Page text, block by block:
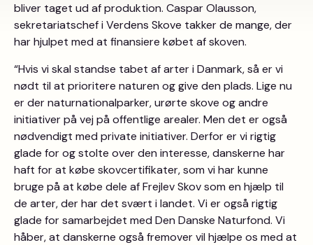
bliver taget ud af produktion. Caspar Olausson,
sekretariatschef i Verdens Skove takker de mange, der
har hjulpet med at finansiere købet af skoven.
“Hvis vi skal standse tabet af arter i Danmark, så er vi
nødt til at prioritere naturen og give den plads. Lige nu
er der naturnationalparker, urørte skove og andre
initiativer på vej på offentlige arealer. Men det er også
nødvendigt med private initiativer. Derfor er vi rigtig
glade for og stolte over den interesse, danskerne har
haft for at købe skovcertifikater, som vi har kunne
bruge på at købe dele af Frejlev Skov som en hjælp til
de arter, der har det svært i landet. Vi er også rigtig
glade for samarbejdet med Den Danske Naturfond. Vi
håber, at danskerne også fremover vil hjælpe os med at